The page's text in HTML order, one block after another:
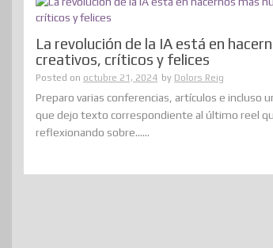
La revolución de la IA está en
creativos, críticos y felices
Posted on octubre 21, 2024 by Dolors Reig
Preparo varias conferencias, artículos e incluso
que dejo texto correspondiente al último reel
reflexionando sobre......